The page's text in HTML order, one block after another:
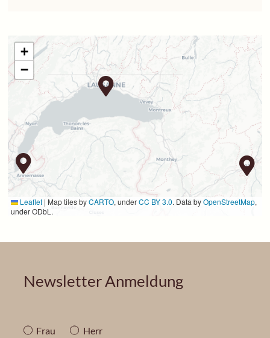
+
−
Leaflet | Map tiles byCARTO, underCC BY 3.0. Data byOpenStreetMap,
under ODbL.
Newsletter Anmeldung
Frau Herr